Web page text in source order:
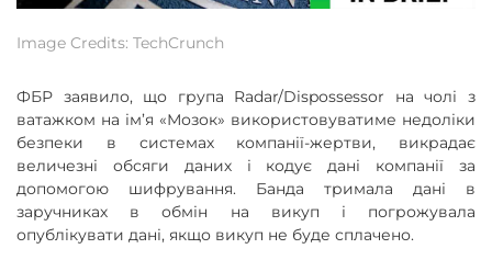
Image Credits: TechCrunch
ФБР заявило, що група Radar/Dispossessor на чолі з
ватажком на ім’я «Мозок» використовуватиме недоліки
безпеки в системах компанії-жертви, викрадає
величезні обсяги даних і кодує дані компанії за
допомогою шифрування. Банда тримала дані в
заручниках в обмін на викуп і погрожувала
опублікувати дані, якщо викуп не буде сплачено.